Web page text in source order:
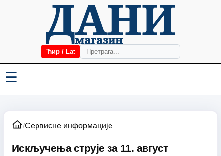
Ћир / Lat
☰
/Сервисне информације
Искључења струје за 11. август